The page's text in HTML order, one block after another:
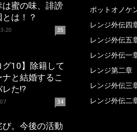
蜜の味、誹謗
は！？
20 35
グ10】除籍して
と結婚するこ
レた!?
34
。今後の活動
ポットオノケ
レンジ外伝四
レンジ外伝五
レンジ外伝一
レンジ第二章
レンジ外伝三
レンジ外伝二